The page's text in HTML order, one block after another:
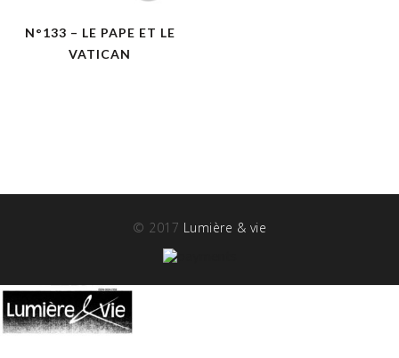
N°133 – LE PAPE ET LE
VATICAN
© 2017 Lumière & vie